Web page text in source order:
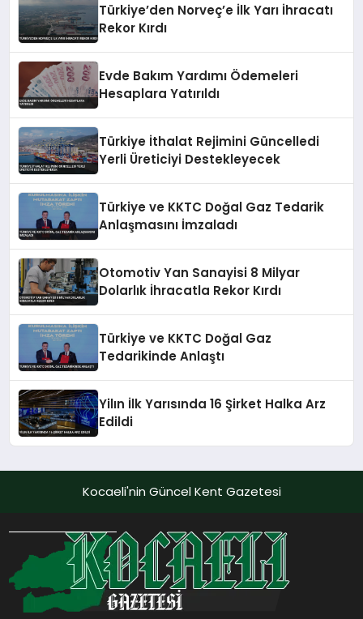
Türkiye’den Norveç’e İlk Yarı İhracatı
Rekor Kırdı
Evde Bakım Yardımı Ödemeleri
Hesaplara Yatırıldı
Türkiye İthalat Rejimini Güncelledi
Yerli Üreticiyi Destekleyecek
Türkiye ve KKTC Doğal Gaz Tedarik
Anlaşmasını İmzaladı
Otomotiv Yan Sanayisi 8 Milyar
Dolarlık İhracatla Rekor Kırdı
Türkiye ve KKTC Doğal Gaz
Tedarikinde Anlaştı
Yilın İlk Yarısında 16 Şirket Halka Arz
Edildi
Kocaeli'nin Güncel Kent Gazetesi